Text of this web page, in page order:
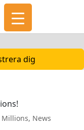
dig
Millions, News